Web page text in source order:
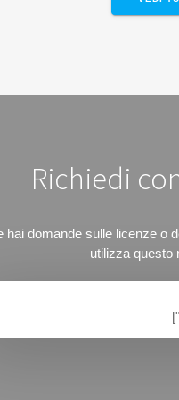
Richiedi
hai domande sulle licenze o
utilizza questo